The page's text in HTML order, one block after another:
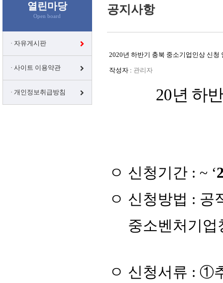
열린마당
Open board
· 자유게시판
· 사이트 이용약관
· 개인정보취급방침
공지사항
2020년 하반기 충북 중소기업인상 신청
작성자 : 관리자
20년 하
ㅇ 신청기간 : ~ ‘
ㅇ 신청방법 : 공
중소벤처기업
ㅇ 신청서류 : ①